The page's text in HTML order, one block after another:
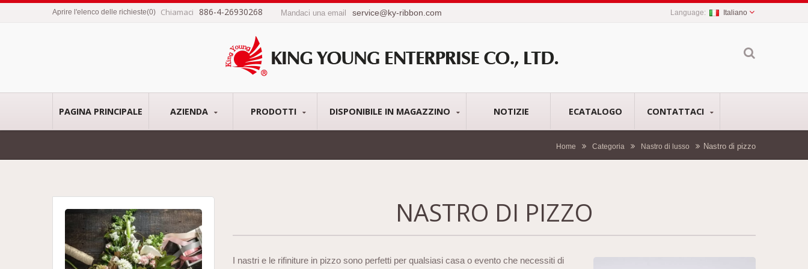
Aprire l'elenco delle richieste(0) Chiamaci 886-4-26930268 Mandaci una email service@ky-ribbon.com Italiano
PAGINA PRINCIPALE AZIENDA PRODOTTI DISPONIBILE IN MAGAZZINO NOTIZIE ECATALOGO CONTATTACI
Home Categoria Nastro di lusso Nastro di pizzo
NASTRO DI PIZZO
I nastri e le rifiniture in pizzo sono perfetti per qualsiasi casa o evento che necessiti di